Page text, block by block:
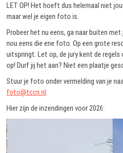
LET OP! Het hoeft dus helemaal niet
maar wel je eigen foto is.
Probeer het nu eens, ga naar buiten
nou eens die ene foto. Op een grote
uitspringt. Let op, de jury kent de
op! Durf jij het aan? Niet een plaatje
Stuur je foto onder vermelding van je
foto@tccn.nl.
Hier zijn de inzendingen voor 2026: